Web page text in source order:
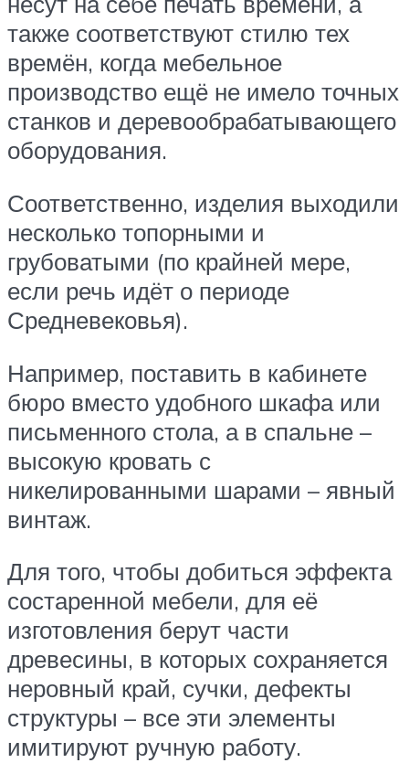
также соответствуют стилю тех
времён, когда мебельное
производство ещё не имело точных
станков и деревообрабатывающего
оборудования.
Соответственно, изделия выходили
несколько топорными и
грубоватыми (по крайней мере,
если речь идёт о периоде
Средневековья).
Например, поставить в кабинете
бюро вместо удобного шкафа или
письменного стола, а в спальне –
высокую кровать с
никелированными шарами – явный
винтаж.
Для того, чтобы добиться эффекта
состаренной мебели, для её
изготовления берут части
древесины, в которых сохраняется
неровный край, сучки, дефекты
структуры – все эти элементы
имитируют ручную работу.